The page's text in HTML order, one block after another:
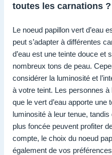
toutes les carnations ?
Le noeud papillon vert d’eau
peut s’adapter à différentes
d’eau est une teinte douce et
nombreux tons de peau.
considérer la luminosité et
à votre teint. Les personnes
que le vert d’eau apporte une
luminosité à leur tenue,
plus foncée peuvent profiter
compte, le choix du noeud
également de vos